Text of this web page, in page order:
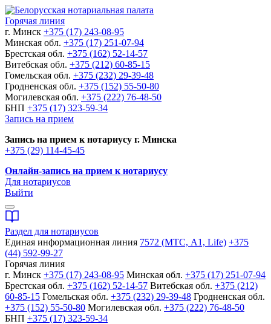
Горячая линия
г. Минск +375 (17) 243-08-95
Минская обл. +375 (17) 251-07-94
Брестская обл. +375 (162) 52-14-57
Витебская обл. +375 (212) 60-85-15
Гомельская обл. +375 (232) 29-39-48
Гродненская обл. +375 (152) 55-50-80
Могилевская обл. +375 (222) 76-48-50
БНП +375 (17) 323-59-34
Запись на прием
Запись на прием к нотариусу г. Минска
+375 (29) 114-45-45
Онлайн-запись на прием к нотариусу
Для нотариусов
Выйти
Раздел для нотариусов
Единая информационная линия 7572 (МТС, A1, Life) +375
(44) 592-99-27
Горячая линия
г. Минск +375 (17) 243-08-95 Минская обл. +375 (17) 251-07-94
Брестская обл. +375 (162) 52-14-57 Витебская обл. +375 (212)
60-85-15 Гомельская обл. +375 (232) 29-39-48 Гродненская обл.
+375 (152) 55-50-80 Могилевская обл. +375 (222) 76-48-50
БНП +375 (17) 323-59-34